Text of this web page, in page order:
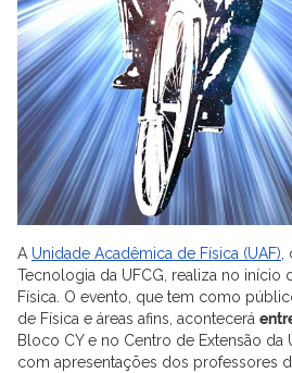
A Unidade Acadêmica de Física (UAF)
Tecnologia da UFCG, realiza no início
Física. O evento, que tem como
de Física e áreas afins, acontecerá
Bloco CY e no Centro de Extensão da
com apresentações dos professores